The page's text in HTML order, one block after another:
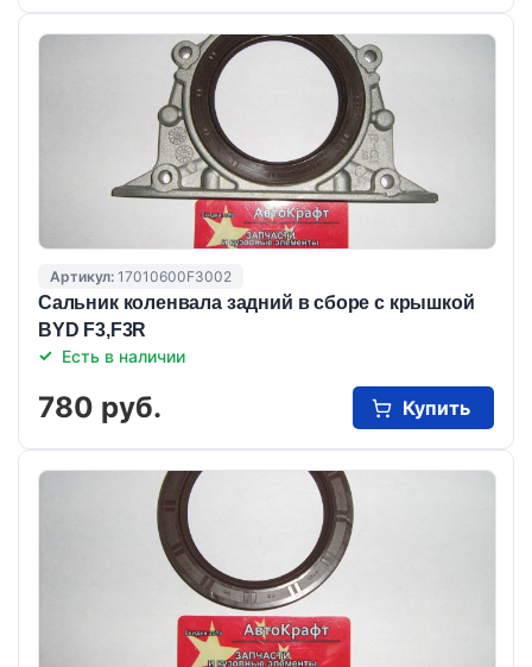
Артикул: 17010600F3002
Сальник коленвала задний в сборе с крышкой
BYD F3,F3R
Есть в наличии
780 руб. Купить